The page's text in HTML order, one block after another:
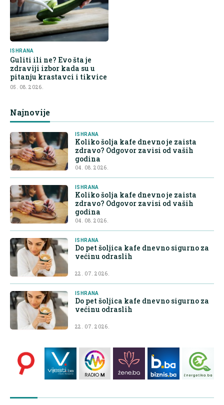
ISHRANA
Guliti ili ne? Evo šta je
zdraviji izbor kada su u
pitanju krastavci i tikvice
05. 08. 2026.
Najnovije
ISHRANA
Koliko šolja kafe dnevno je zaista
zdravo? Odgovor zavisi od vaših
godina
04. 08. 2026.
ISHRANA
Koliko šolja kafe dnevno je zaista
zdravo? Odgovor zavisi od vaših
godina
04. 08. 2026.
ISHRANA
Do pet šoljica kafe dnevno sigurno za
većinu odraslih
22. 07. 2026.
ISHRANA
Do pet šoljica kafe dnevno sigurno za
većinu odraslih
22. 07. 2026.